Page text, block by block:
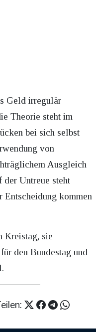
Geld irregulär
Theorie steht im
bei sich selbst
von
Ausgleich
Untreue steht
Entscheidung kommen
Kreistag, sie
den Bundestag und